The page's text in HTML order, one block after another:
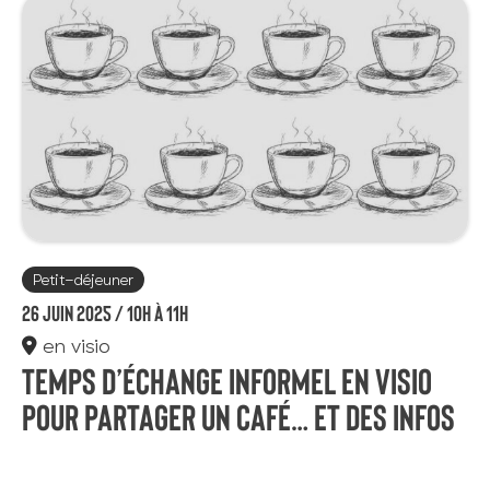
Petit-déjeuner
26 juin 2025 /10h à 11h
en visio
Temps d’échange informel en visio
pour partager un café… et des infos